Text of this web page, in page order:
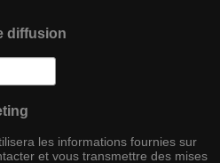
diffusion
les informations fournies sur
et vous transmettre des mises